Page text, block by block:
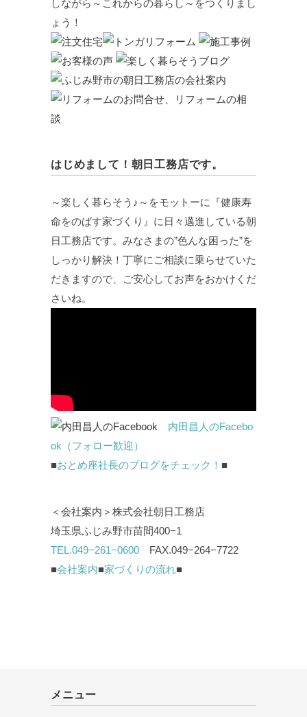
しながら～これからの暮らし～をつくりまし
ょう！
はじめまして！朝日工務店です。
～楽しく暮らそう♪～をモットーに『健康寿
命をのばす家づくり』に日々邁進している朝
日工務店です。みなさまの”色んな困った”を
しっかり解決！丁寧にご相談に乗らせていた
だきますので、ご安心してお声をおかけくだ
さいね。
内田昌人のFacebo
ok（フォロー歓迎）
■おとめ座社長のブログをチェック！ ■
＜会社案内＞株式会社朝日工務店
埼玉県ふじみ野市苗間400−1
TEL.049−261−0600 FAX.049−264−7722
■会社案内■家づくりの流れ■
メニュー